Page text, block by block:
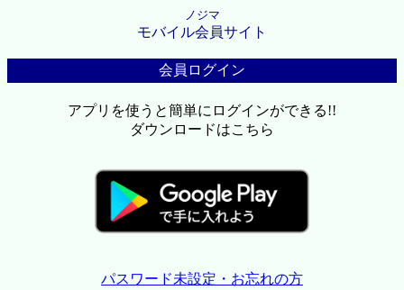
ノジマ
モバイル会員サイト
会員ログイン
アプリを使うと簡単にログインができる!!
ダウンロードはこちら
パスワード未設定・お忘れの方